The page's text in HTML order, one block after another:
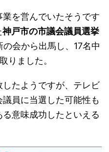
業を営んでいたそうです
神戸市の市議会議員選挙
の会から出馬し、17名中
りました。
たようですが、テレビ
員に当選した可能性も
意味成功したといえる